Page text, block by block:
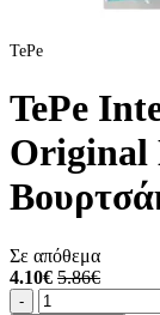
TePe
TePe
Original
Σε απόθεμα
4.10€ 5.86€
Ποσότητα
-